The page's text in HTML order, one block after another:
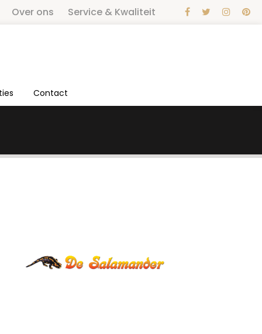
Over ons Service & Kwaliteit
Contact